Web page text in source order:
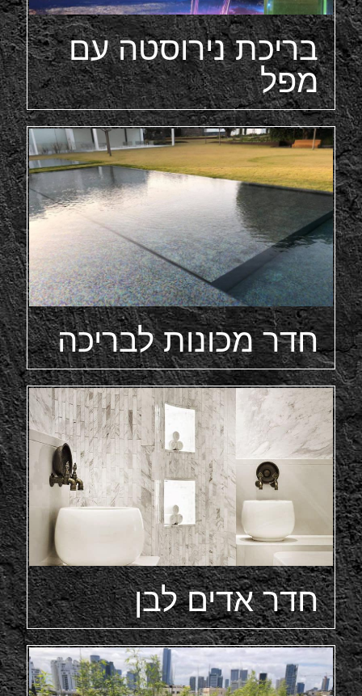
בריכת נירוסטה עם
מפל
חדר מכונות לבריכה
חדר אדים לבן